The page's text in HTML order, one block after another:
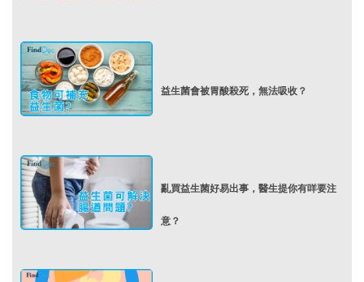
益生菌會被胃酸殺死，無法吸收？
亂買益生菌好易出事，醫生提你有咩要注
意？